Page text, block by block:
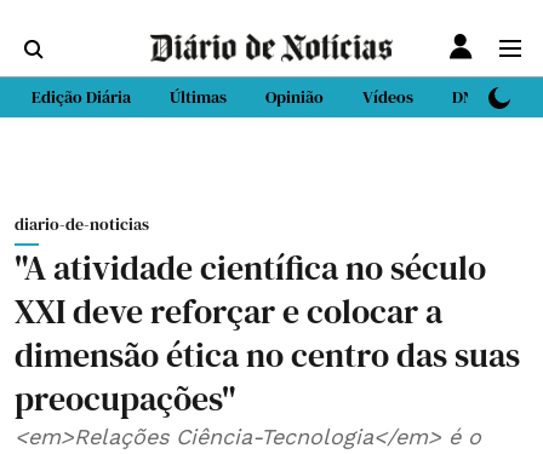
Edição Diária Últimas Opinião Vídeos DN Sport
diario-de-noticias
"A atividade científica no século
XXI deve reforçar e colocar a
dimensão ética no centro das suas
preocupações"
<em>Relações Ciência-Tecnologia</em> é o